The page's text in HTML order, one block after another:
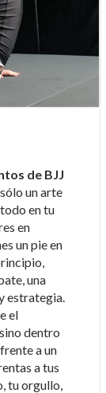
de BJJ
un arte
en tu
en
un pie en
una
estrategia.
el
dentro
a un
a tus
tu orgullo,